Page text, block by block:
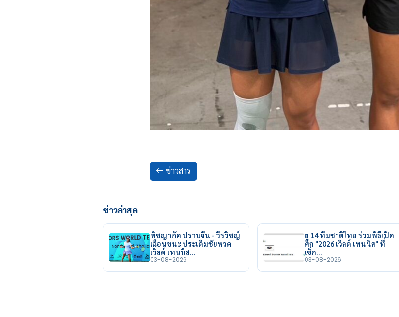
ข่าวสาร
ข่าวล่าสุด
พิชญาภัค ปราบจีน - วีรวิชญ์
เฉือนชนะ ประเดิมชัยหวด
เวิลด์ เทนนิส…
03-08-2026
ยู 14 ทีมชาติไทย ร่วมพิธีเปิด
ศึก "2026 เวิลด์ เทนนิส" ที่
เช็ก…
03-08-2026